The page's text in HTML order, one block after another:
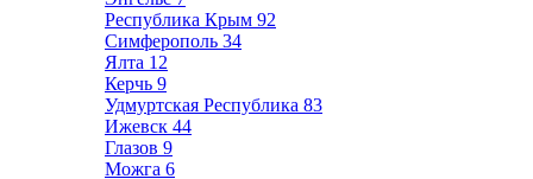
Республика Крым 92
Симферополь 34
Ялта 12
Керчь 9
Удмуртская Республика 83
Ижевск 44
Глазов 9
Можга 6